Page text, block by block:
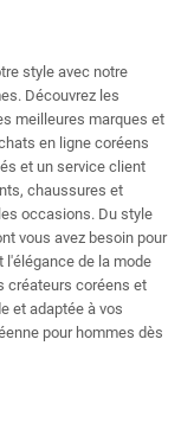
style avec notre
Découvrez les
meilleures marques et
en ligne coréens
et un service client
chaussures et
occasions. Du style
vous avez besoin pour
l'élégance de la mode
créateurs coréens et
et adaptée à vos
pour hommes dès